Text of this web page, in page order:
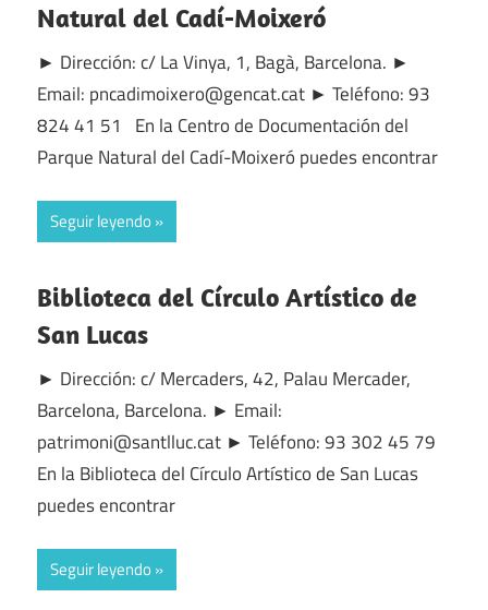
Natural del Cadí-Moixeró
► Dirección: c/ La Vinya, 1, Bagà, Barcelona. ►
Email: pncadimoixero@gencat.cat ► Teléfono: 93
824 41 51 En la Centro de Documentación del
Parque Natural del Cadí-Moixeró puedes encontrar
Seguir leyendo
Biblioteca del Círculo Artístico de
San Lucas
► Dirección: c/ Mercaders, 42, Palau Mercader,
Barcelona, Barcelona. ► Email:
patrimoni@santlluc.cat ► Teléfono: 93 302 45 79
En la Biblioteca del Círculo Artístico de San Lucas
puedes encontrar
Seguir leyendo